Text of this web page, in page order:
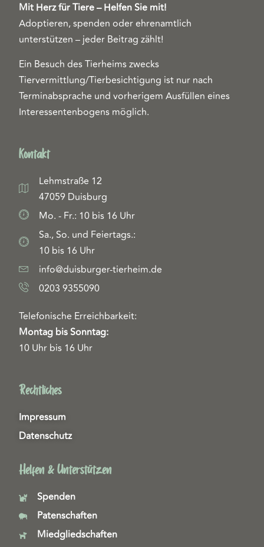
Mit Herz für Tiere – Helfen Sie mit!
Adoptieren, spenden oder ehrenamtlich
unterstützen – jeder Beitrag zählt!
Ein Besuch des Tierheims zwecks
Tiervermittlung/Tierbesichtigung ist nur nach
Terminabsprache und vorherigem Ausfüllen eines
Interessentenbogens möglich.
Kontakt
Lehmstraße 12
47059 Duisburg
Mo. - Fr.: 10 bis 16 Uhr
Sa., So. und Feiertags.:
10 bis 16 Uhr
info@duisburger-tierheim.de
0203 9355090
Telefonische Erreichbarkeit:
Montag bis Sonntag:
10 Uhr bis 16 Uhr
Rechtliches
Impressum
Datenschutz
Helfen & Unterstützen
Spenden
Patenschaften
Miedgliedschaften